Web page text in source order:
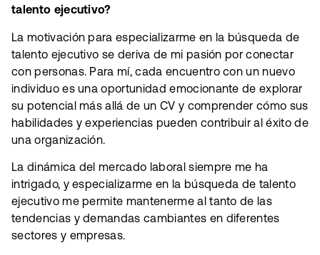
talento ejecutivo?
La motivación para especializarme en la búsqueda de
talento ejecutivo se deriva de mi pasión por conectar
con personas. Para mí, cada encuentro con un nuevo
individuo es una oportunidad emocionante de explorar
su potencial más allá de un CV y comprender cómo sus
habilidades y experiencias pueden contribuir al éxito de
una organización.
La dinámica del mercado laboral siempre me ha
intrigado, y especializarme en la búsqueda de talento
ejecutivo me permite mantenerme al tanto de las
tendencias y demandas cambiantes en diferentes
sectores y empresas.